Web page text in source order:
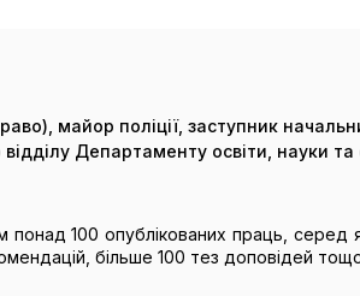
майор поліції, заступник
відділу Департаменту освіти, науки
100 опублікованих праць, серед
більше 100 тез доповідей